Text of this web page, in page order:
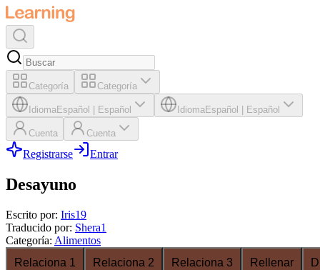
Categoría Categoría
IdiomaEspañol Español IdiomaEspañol Español
Cuenta Cuenta
Registrarse Entrar
Desayuno
Escrito por: Iris19
Traducido por: Shera1
Categoría: Alimentos
Relaciona 1
Relaciona 2 Relaciona 3 Rellenar